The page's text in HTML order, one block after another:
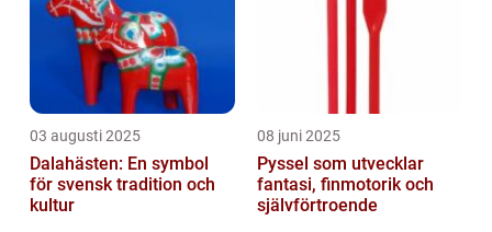
03 augusti 2025
Dalahästen: En symbol
för svensk tradition och
kultur
08 juni 2025
Pyssel som utvecklar
fantasi, finmotorik och
självförtroende